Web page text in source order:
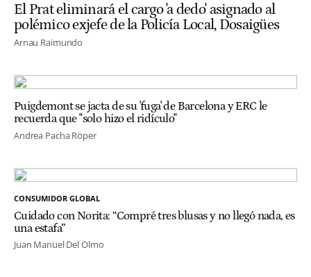
El Prat eliminará el cargo 'a dedo' asignado al
polémico exjefe de la Policía Local, Dosaigües
Arnau Raimundo
Puigdemont se jacta de su 'fuga' de Barcelona y ERC le
recuerda que "solo hizo el ridículo"
Andrea Pacha Röper
CONSUMIDOR GLOBAL
Cuidado con Norita: “Compré tres blusas y no llegó nada, es
una estafa”
Juan Manuel Del Olmo